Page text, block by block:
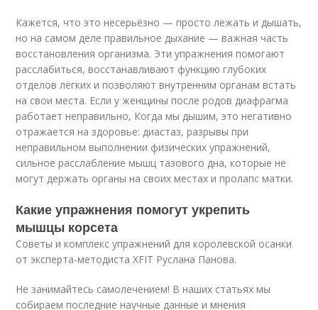
Кажется, что это несерьёзно — просто лежать и дышать,
но на самом деле правильное дыхание — важная часть
восстановления организма. Эти упражнения помогают
расслабиться, восстанавливают функцию глубоких
отделов лёгких и позволяют внутренним органам встать
на свои места. Если у женщины после родов диафрагма
работает неправильно, Когда мы дышим, это негативно
отражается на здоровье: диастаз, разрывы при
неправильном выполнении физических упражнений,
сильное расслабление мышц тазового дна, которые не
могут держать органы на своих местах и пролапс матки.
Какие упражнения помогут укрепить
мышцы корсета
Советы и комплекс упражнений для королевской осанки
от эксперта-методиста XFIT Руслана Панова.
Не занимайтесь самолечением! В наших статьях мы
собираем последние научные данные и мнения